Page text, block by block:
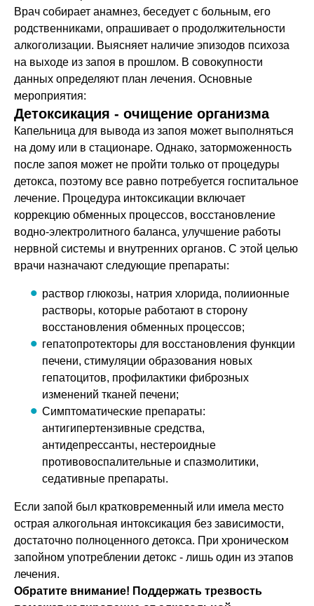
Врач собирает анамнез, беседует с больным, его
родственниками, опрашивает о продолжительности
алкоголизации. Выясняет наличие эпизодов психоза
на выходе из запоя в прошлом. В совокупности
данных определяют план лечения. Основные
мероприятия:
Детоксикация - очищение организма
Капельница для вывода из запоя может выполняться
на дому или в стационаре. Однако, заторможенность
после запоя может не пройти только от процедуры
детокса, поэтому все равно потребуется госпитальное
лечение. Процедура интоксикации включает
коррекцию обменных процессов, восстановление
водно-электролитного баланса, улучшение работы
нервной системы и внутренних органов. С этой целью
врачи назначают следующие препараты:
раствор глюкозы, натрия хлорида, полиионные
растворы, которые работают в сторону
восстановления обменных процессов;
гепатопротекторы для восстановления функции
печени, стимуляции образования новых
гепатоцитов, профилактики фиброзных
изменений тканей печени;
Симптоматические препараты:
антигипертензивные средства,
антидепрессанты, нестероидные
противовоспалительные и спазмолитики,
седативные препараты.
Если запой был кратковременный или имела место
острая алкогольная интоксикация без зависимости,
достаточно полноценного детокса. При хроническом
запойном употреблении детокс - лишь один из этапов
лечения.
Обратите внимание! Поддержать трезвость